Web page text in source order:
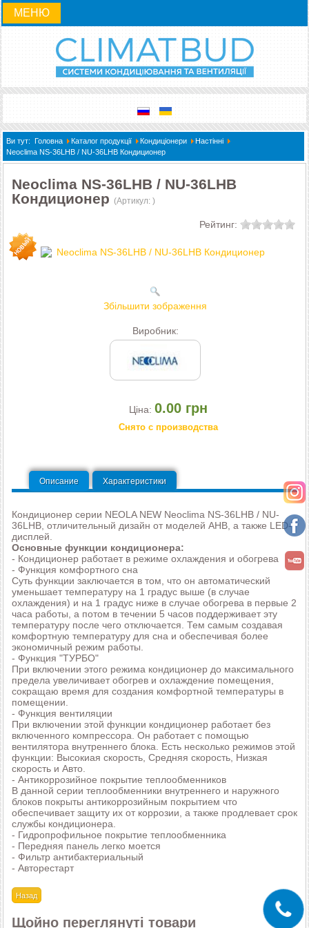
МЕНЮ
Ви тут: Головна Каталог продукції Кондиціонери
Настінні
Neoclima NS-36LHB / NU-36LHB Кондиционер
Neoclima NS-36LHB / NU-36LHB
Кондиционер (Артикул: )
Рейтинг:
Збільшити зображення
Виробник:
Ціна: 0.00 грн
Снято с производства
Описание Характеристики
Кондиционер серии NEOLA NEW Neoclima NS-36LHB / NU-
36LHB, отличительный дизайн от моделей AHB, а также LED-
дисплей.
Основные функции кондиционера:
- Кондиционер работает в режиме охлаждения и обогрева
- Функция комфортного сна
Суть функции заключается в том, что он автоматический
уменьшает температуру на 1 градус выше (в случае
охлаждения) и на 1 градус ниже в случае обогрева в первые 2
часа работы, а потом в течении 5 часов поддерживает эту
температуру после чего отключается. Тем самым создавая
комфортную температуру для сна и обеспечивая более
экономичный режим работы.
- Функция "ТУРБО"
При включении этого режима кондиционер до максимального
предела увеличивает обогрев и охлаждение помещения,
сокращаю время для создания комфортной температуры в
помещении.
- Функция вентиляции
При включении этой функции кондиционер работает без
включенного компрессора. Он работает с помощью
вентилятора внутреннего блока. Есть несколько режимов этой
функции: Высокиая скорость, Средняя скорость, Низкая
скорость и Авто.
- Антикоррозийное покрытие теплообменников
В данной серии теплообменники внутреннего и наружного
блоков покрыты антикоррозийным покрытием что
обеспечивает защиту их от коррозии, а также продлевает срок
службы кондиционера.
- Гидропрофильное покрытие теплообменника
- Передняя панель легко моется
- Фильтр антибактериальный
- Авторестарт
Щойно переглянуті товари